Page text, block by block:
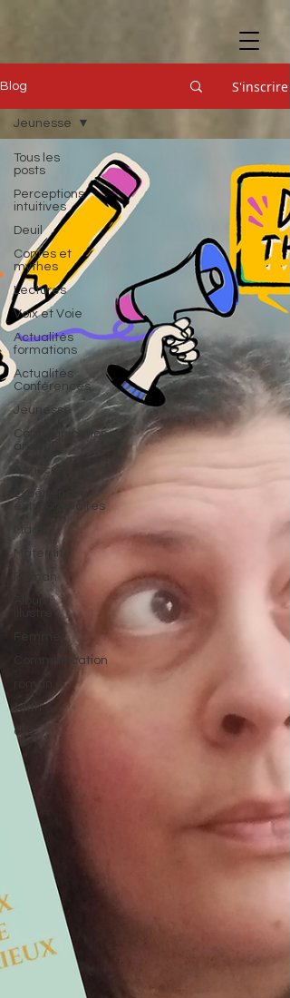
Blog S'inscrire
Tous les
posts
Perceptions
intuitives
Deuil
Contes et
mythes
Lectures
Voix et Voie
Actualités
formations
Actualités
Conférences
Jeunesse
Communication
animale
Conscience
Expériences
extraordinaires
Magie
Maternité
Roman
Communication
tdah
dys
Jeunesse